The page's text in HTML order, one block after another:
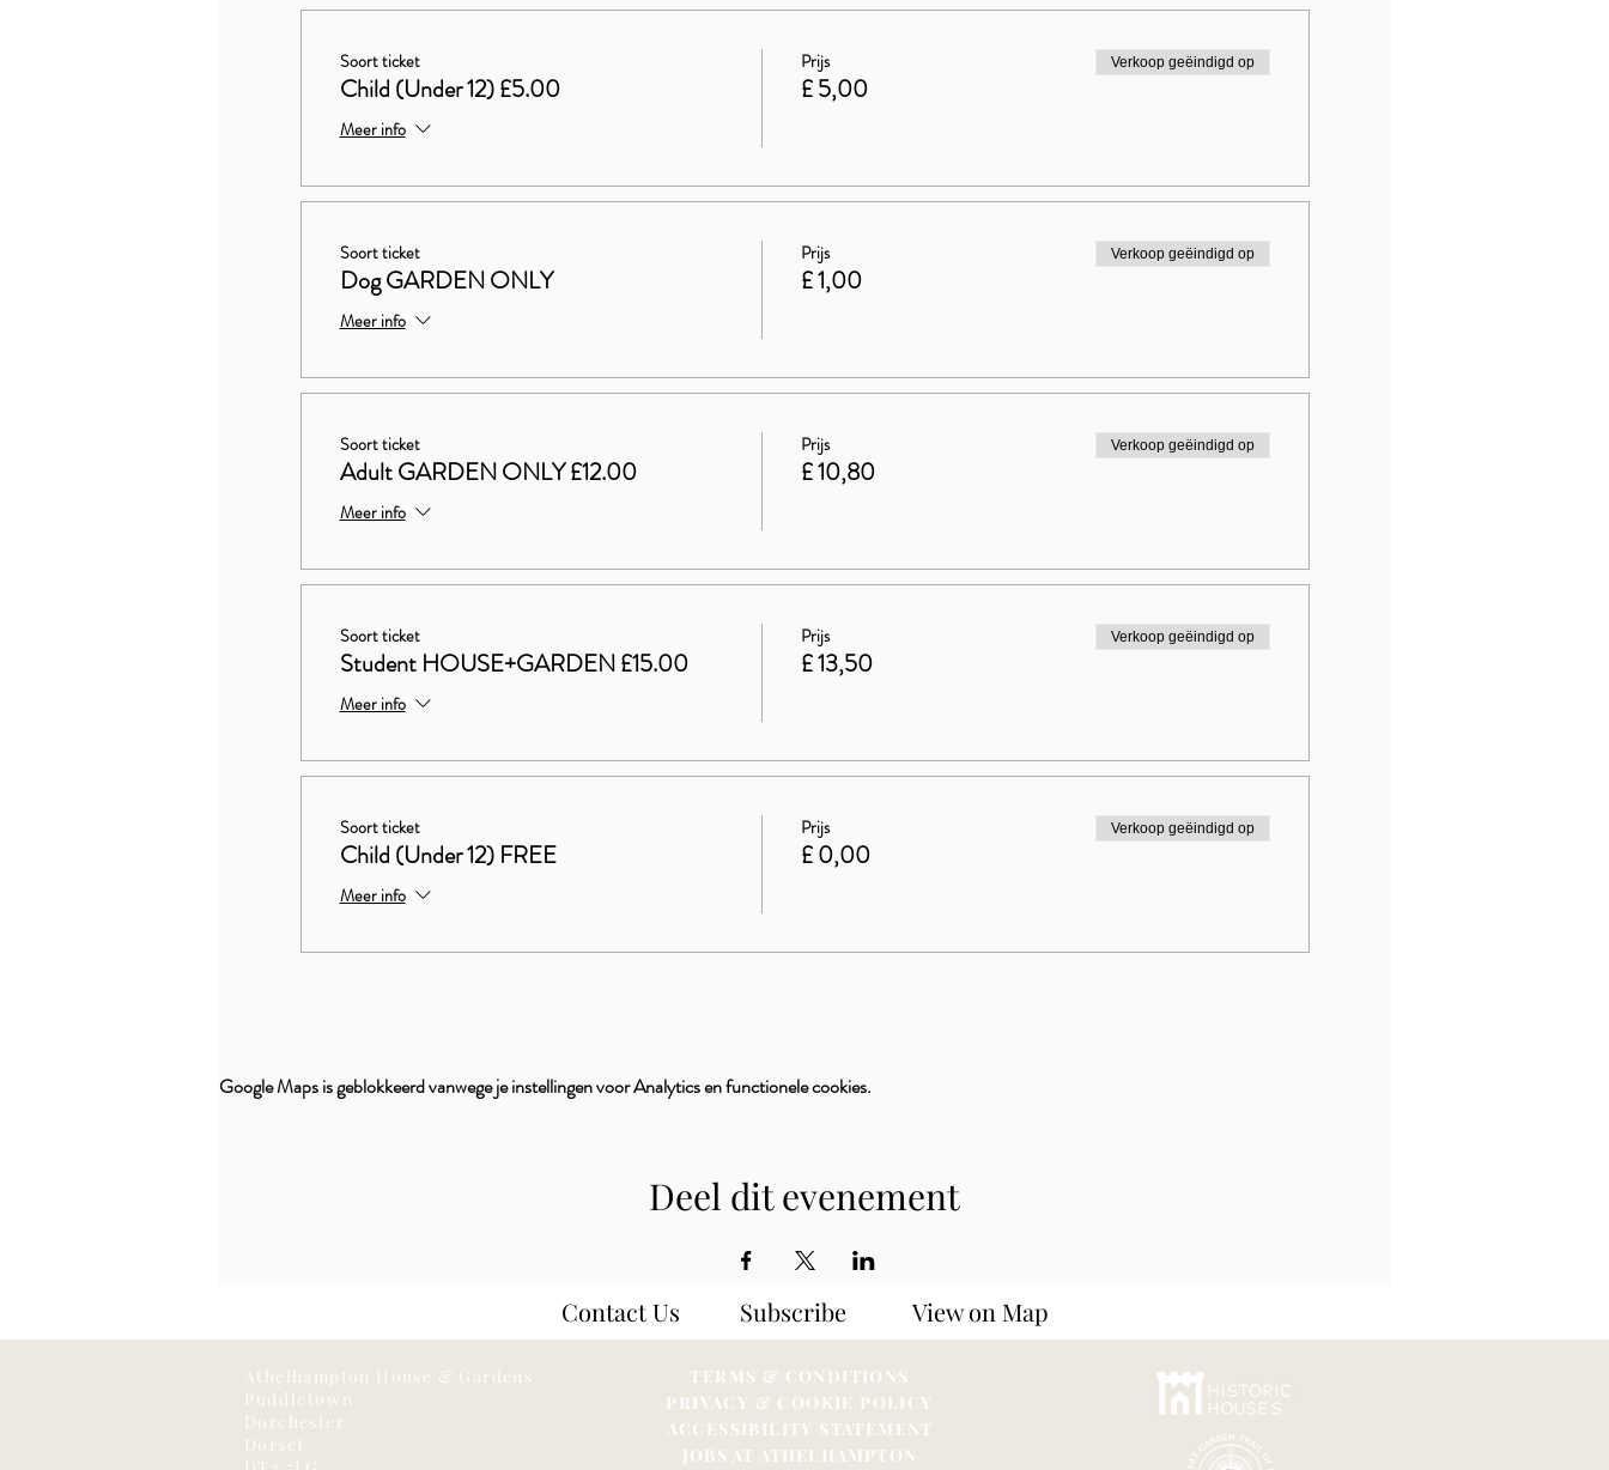
Soort ticket
Child (Under 12) £5.00
Meer info
Prijs
£ 5,00
Verkoop geëindigd op
Soort ticket
Dog GARDEN ONLY
Meer info
Prijs
£ 1,00
Verkoop geëindigd op
Soort ticket
Adult GARDEN ONLY £12.00
Meer info
Prijs
£ 10,80
Verkoop geëindigd op
Soort ticket
Student HOUSE+GARDEN £15.00
Meer info
Prijs
£ 13,50
Verkoop geëindigd op
Soort ticket
Child (Under 12) FREE
Meer info
Prijs
£ 0,00
Verkoop geëindigd op
Google Maps is geblokkeerd vanwege je instellingen voor Analytics en functionele cookies.
Deel dit evenement
Contact Us Subscribe View on Map
Athelhampton House & Gardens
Puddletown
Dorchester
Dorset
TERMS & CONDITIONS
PRIVACY & COOKIE POLICY
ACCESSIBILITY STATEMENT
JOBS AT ATHELHAMPTON